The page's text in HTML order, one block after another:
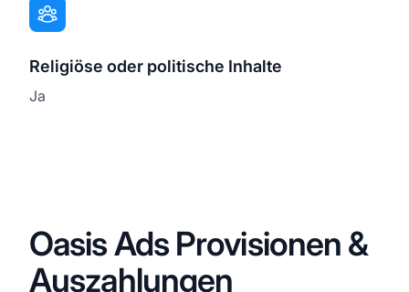
Religiöse oder politische Inhalte
Ja
Oasis Ads Provisionen &
Auszahlungen